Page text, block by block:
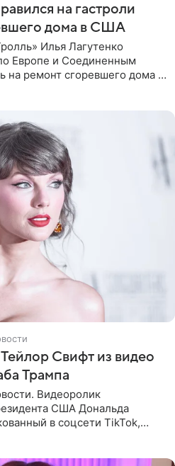
на гастроли
дома в США
Илья Лагутенко
Европе и Соединенным
на ремонт сгоревшего дома в
Свифт из видео
Трампа
Видеоролик
США Дональда
в соцсети TikTok,